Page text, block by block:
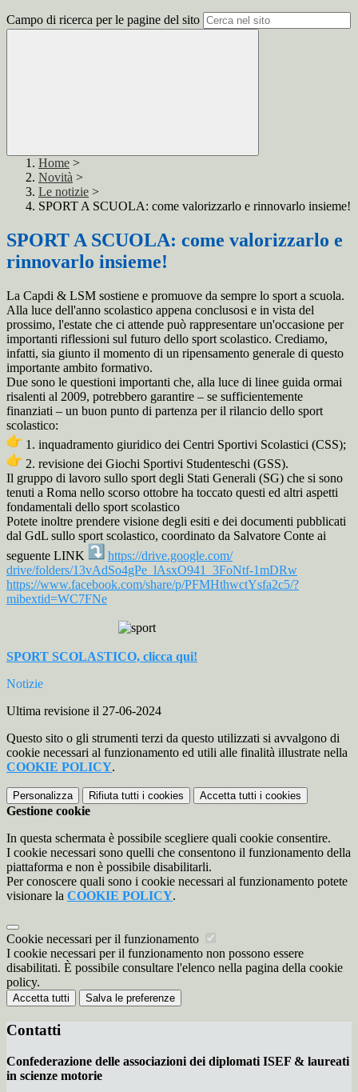
Campo di ricerca per le pagine del sito
Home >
Novità >
Le notizie >
SPORT A SCUOLA: come valorizzarlo e rinnovarlo insieme!
SPORT A SCUOLA: come valorizzarlo e
rinnovarlo insieme!
La Capdi & LSM sostiene e promuove da sempre lo sport a scuola.
Alla luce dell'anno scolastico appena conclusosi e in vista del
prossimo, l'estate che ci attende può rappresentare un'occasione per
importanti riflessioni sul futuro dello sport scolastico. Crediamo,
infatti, sia giunto il momento di un ripensamento generale di questo
importante ambito formativo.
Due sono le questioni importanti che, alla luce di linee guida ormai
risalenti al 2009, potrebbero garantire – se sufficientemente
finanziati – un buon punto di partenza per il rilancio dello sport
scolastico:
1. inquadramento giuridico dei Centri Sportivi Scolastici (CSS);
2. revisione dei Giochi Sportivi Studenteschi (GSS).
Il gruppo di lavoro sullo sport degli Stati Generali (SG) che si sono
tenuti a Roma nello scorso ottobre ha toccato questi ed altri aspetti
fondamentali dello sport scolastico
Potete inoltre prendere visione degli esiti e dei documenti pubblicati
dal GdL sullo sport scolastico, coordinato da Salvatore Conte ai
seguente LINK
https://drive.google.com/
drive/folders/13vAdSo4gPe_ lAsxO941_3FoNtf-1mDRw
https://www.facebook.com/share/p/PFMHthwctYsfa2c5/?
mibextid=WC7FNe
SPORT SCOLASTICO, clicca qui!
Notizie
Ultima revisione il 27-06-2024
Questo sito o gli strumenti terzi da questo utilizzati si avvalgono di
cookie necessari al funzionamento ed utili alle finalità illustrate nella
COOKIE POLICY.
Personalizza Rifiuta tutti i cookies Accetta tutti i cookies
Gestione cookie
In questa schermata è possibile scegliere quali cookie consentire.
I cookie necessari sono quelli che consentono il funzionamento della
piattaforma e non è possibile disabilitarli.
Per conoscere quali sono i cookie necessari al funzionamento potete
visionare la COOKIE POLICY.
Cookie necessari per il funzionamento
I cookie necessari per il funzionamento non possono essere
disabilitati. È possibile consultare l'elenco nella pagina della cookie
policy.
Accetta tutti Salva le preferenze
Contatti
Confederazione delle associazioni dei diplomati ISEF & laureati
in scienze motorie